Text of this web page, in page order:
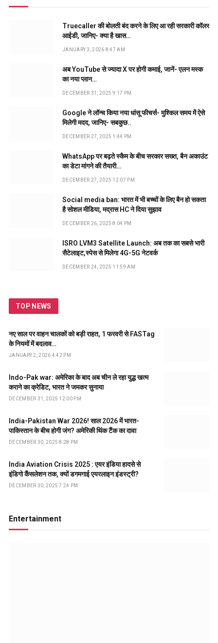
Truecaller की बोलती बंद करने के लिए आ रही सरकारी कॉलर
आईडी, जानिए- क्या है खास…
JANUARY 3, 2026 8:47 AM
अब YouTube से ज्यादा X पर होगी कमाई, जानें- एलन मस्क
का नया प्लान…
DECEMBER 31, 2025 9:17 PM
Google ने लॉन्च किया नया धांसू फीचर्स- मुश्किल समय में ऐसे
मिलेगी मदद, जानिए- सबकुछ..
DECEMBER 27, 2025 1:44 PM
WhatsApp पर बढ़ते स्कैम के बीच सरकार सख्त, बैन अकाउंट
का डेटा मांगने की तैयारी…
DECEMBER 27, 2025 12:07 PM
Social media ban: भारत में भी बच्चों के लिए बैन हो सकता
है सोशल मीडिया, मद्रास HC ने दिया सुझाव
DECEMBER 26, 2025 8:04 PM
ISRO LVM3 Satellite Launch: अब तक का सबसे भारी
सैटेलाइट,स्पेस से मिलेगा 4G-5G नेटवर्क
DECEMBER 24, 2025 11:59 AM
TOP NEWS
नए साल पर वाहन चालकों को बड़ी राहत, 1 फरवरी से FASTag
के नियमों में बदलाव…
JANUARY 2, 2026 4:42 PM
Indo-Pak war: अमेरिका के बाद अब चीन ले रहा युद्ध खत्म
कराने का क्रेडिट, भारत ने जमकर सुनाया
DECEMBER 31, 2025 12:00 PM
India-Pakistan War 2026! साल 2026 में भारत-
पाकिस्तान के बीच होगी जंग? अमेरिकी थिंक टैंक का दावा
DECEMBER 30, 2025 8:28 PM
India Aviation Crisis 2025 : एयर इंडिया हादसे से
इंडिगो कैंसलेशन तक, क्यों डगमगाई एयरलाइन इंडस्ट्री?
DECEMBER 30, 2025 7:24 PM
Entertainment